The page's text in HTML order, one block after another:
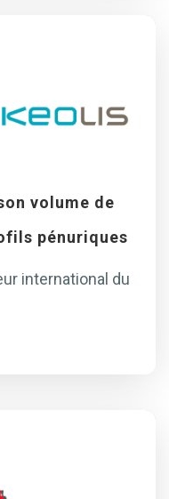
volume de
pénuriques
international du